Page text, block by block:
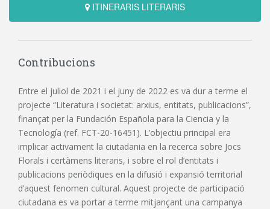
ITINERARIS LITERARIS
Contribucions
Entre el juliol de 2021 i el juny de 2022 es va dur a terme el
projecte “Literatura i societat: arxius, entitats, publicacions”,
finançat per la Fundación Española para la Ciencia y la
Tecnología (ref. FCT-20-16451). L’objectiu principal era
implicar activament la ciutadania en la recerca sobre Jocs
Florals i certàmens literaris, i sobre el rol d’entitats i
publicacions periòdiques en la difusió i expansió territorial
d’aquest fenomen cultural. Aquest projecte de participació
ciutadana es va portar a terme mitjançant una campanya